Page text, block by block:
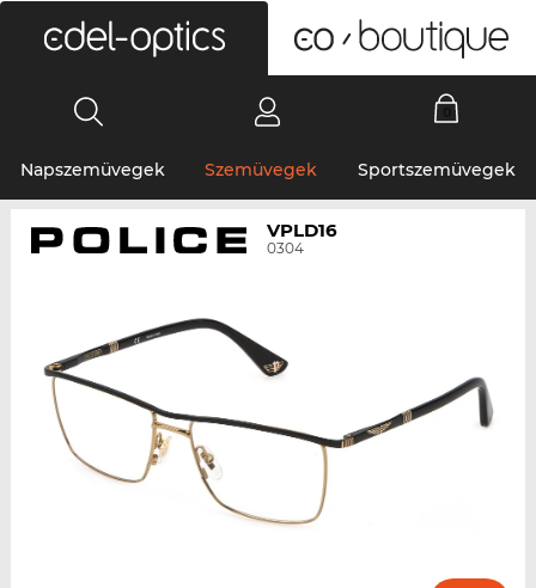
Napszemüvegek Szemüvegek Sportszemüvegek
VPLD16
0304